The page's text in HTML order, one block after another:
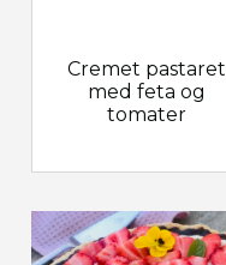
Cremet pastaret
med feta og
tomater